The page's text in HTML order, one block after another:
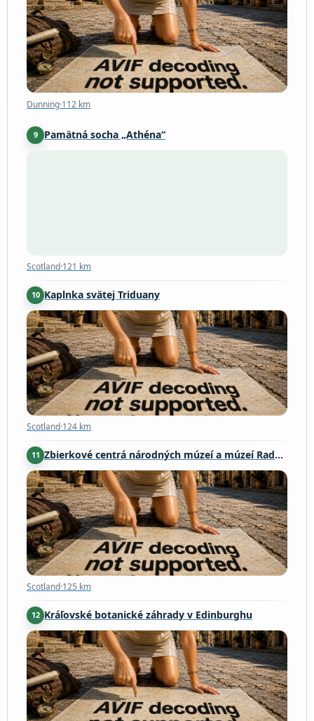
Dunning·112 km
Dunning·112 km
9 Pamätná socha „Athéna“
Scotland·121 km
10 Kaplnka svätej Triduany
Scotland·124 km
Scotland·124 km
11 Zbierkové centrá národných múzeí a múzeí Rady Európy
Scotland·125 km
Scotland·125 km
12 Kráľovské botanické záhrady v Edinburghu
Scotland·126 km